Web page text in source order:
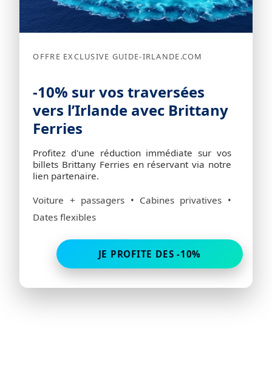
OFFRE EXCLUSIVE GUIDE-IRLANDE.COM
-10% sur vos traversées
vers l’Irlande avec Brittany
Ferries
Profitez d'une réduction immédiate sur vos
billets Brittany Ferries en réservant via notre
lien partenaire.
Voiture + passagers • Cabines privatives •
Dates flexibles
JE PROFITE DES -10%